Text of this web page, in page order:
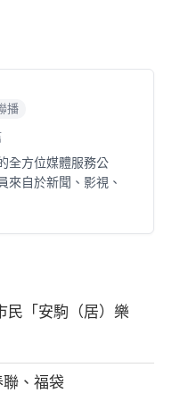
播
全方位媒體服務公
來自於新聞、影視、
民「安駒（居）樂
、福袋